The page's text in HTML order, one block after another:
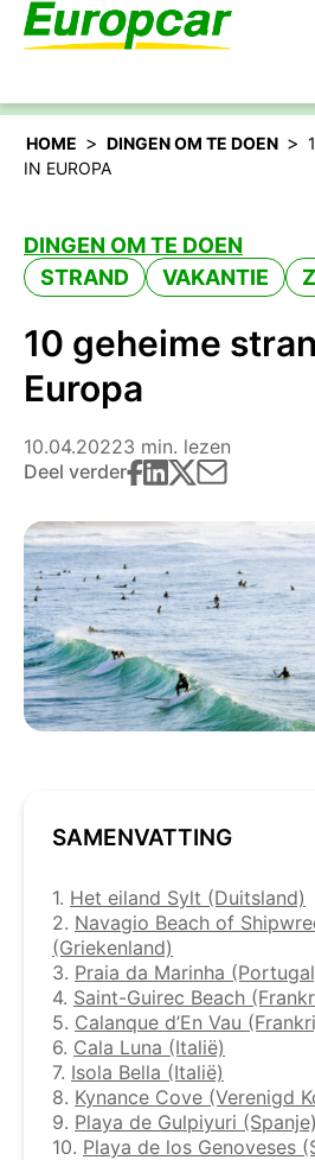
Nederlands – BE
HOME > DINGEN OM TE DOEN >
IN EUROPA
DINGEN OM TE DOEN
STRAND
VAKANTIE
10 geheime
Europa
10.04.20223 min. lezen
Deel verder
SAMENVATTING
1. Het eiland Sylt (Duitsland)
2. Navagio Beach of
(Griekenland)
3. Praia da Marinha
4. Saint-Guirec Beach
5. Calanque d’En Vau
6. Cala Luna (Italië)
7. Isola Bella (Italië)
8. Kynance Cove (Verenigd
9. Playa de Gulpiyuri (Spanje)
10. Playa de los Genoveses